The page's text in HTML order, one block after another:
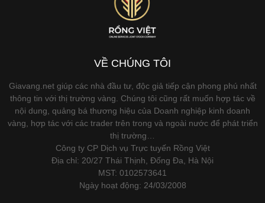
VỀ CHÚNG TÔI
Giavang.net giúp các nhà đầu tư, độc giả tiếp cận phong phú nhất
thông tin với thị trường vàng. Chúng tôi cũng rất muốn hợp tác về
nội dung, quảng bá thương hiệu của Doanh nghiệp kinh doanh
vàng, hợp tác với các trader trên trong và ngoài nước để phát triển
thị trường…
Công ty CP Dịch vụ Trực tuyến Rồng Việt
Địa chỉ: 20/27 Thái Thịnh, Đống Đa, Hà Nội
MST: 0102573641
Ngày hoạt động: 24/03/2008